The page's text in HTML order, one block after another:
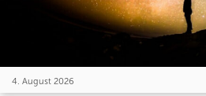
4. August 2026